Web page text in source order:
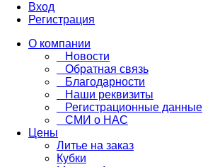
Вход
Регистрация
О компании
Новости
Обратная связь
Благодарности
Наши реквизиты
Регистрационные данные
СМИ о НАС
Цены
Литье на заказ
Кубки